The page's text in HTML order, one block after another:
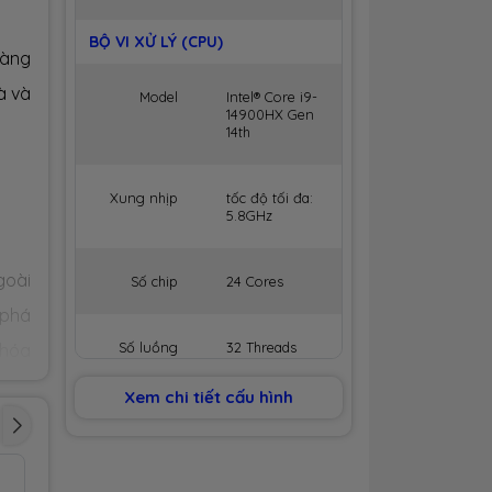
BỘ VI XỬ LÝ (CPU)
Model
Intel® Core i9-
14900HX Gen
14th
Xung nhịp
tốc độ tối đa:
5.8GHz
Số chip 24 Cores
Số luồng 32 Threads
Xem chi tiết cấu hình
và